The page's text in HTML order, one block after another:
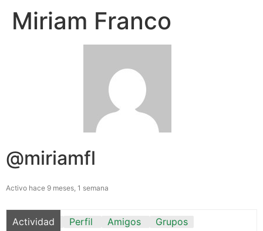
Miriam Franco
@miriamfl
Activo hace 9 meses, 1 semana
Actividad Perfil Amigos
Grupos